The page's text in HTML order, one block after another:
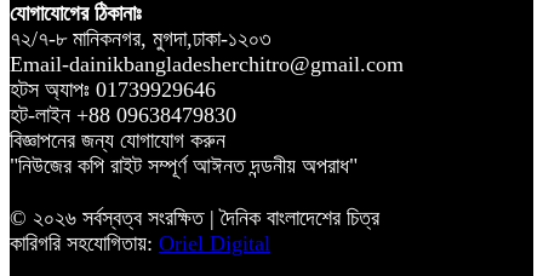
যোগাযোগের ঠিকানাঃ
৭২/৭-৮ মানিকনগর, মুগদা,ঢাকা-১২০৩
Email-dainikbangladesherchitro@gmail.com
হটস অ্যাপঃ 01739929646
হট-লাইন +88 09638479830
বিজ্ঞাপনের জন্য যোগাযোগ করুন
"নিউজের কপি রাইট সম্পূর্ণ আঈনত দন্ডনীয় অপরাধ"
© ২০২৬ সর্বস্বত্ব সংরক্ষিত | দৈনিক বাংলাদেশের চিত্র
কারিগরি সহযোগিতায়: Oriel Digital